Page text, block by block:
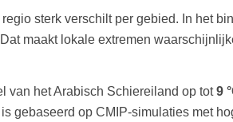
sterk verschilt per gebied. In het
maakt lokale extremen
van het Arabisch Schiereiland op tot9
gebaseerd op CMIP-simulaties met